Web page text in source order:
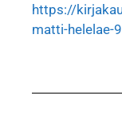
https://
matti-helelae-